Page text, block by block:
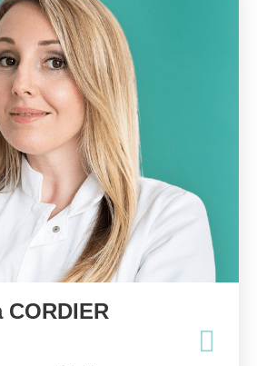
CORDIER